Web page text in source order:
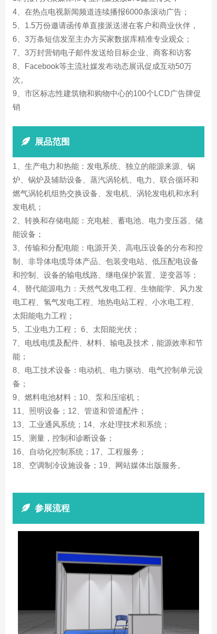
4、在热点电视新闻频道连续播报6000条滚动广告；
5、1.5万份邀请函传单直接派送潜在客户和商业伙伴，
6、3万条短信发至主办方买家数据库精准专业观众；
7、3万封营销电子邮件发送给目标企业、商客和访客
8、Facebook等主流社媒发布动态展讯促成互动50万
次。
9、市区标志性建筑物和购物中心的100个LCD广告牌促
销
展品范围
1、生产电力和热能：发电系统、独立的能源来源、锅
炉、锅炉及辅助设备、蒸汽涡轮机、电力、联合循环和
燃气涡轮机组热交换设备、发电机、涡轮发电机和水利
发电机；
2、转换和存储电能：充电桩、蓄电池、电力变压器、储
能设备；
3、传输和分配电能：电源开关、高电压设备的分布和控
制、非导体电缆导体产品、包装变电站、低压配电设备
和控制、设备的输电线路、继电保护装置、逆变器等；
4、替代能源电力：天然气发电工程、生物能学、风力发
电工程、氢气发电工程、地热电站工程、小水电工程、
太阳能电力工程；
5、工业电力工程； 6、太阳能光伏；
7、电线电缆及配件、材料、输电及技术，能源效率和节
能；
8、电工技术设备：电动机、电力驱动、电气控制单元设
备；
9、燃料电池材料；10、泵和压缩机；
11、照明设备；12、管道和管道配件；
13、工业通风系统；14、水处理技术和系统；
15、测量，控制和诊断设备；
16、自动化控制系统；17、工程服务；
18、空调制冷设施设备；19、网站媒体出版服务。
参展流程